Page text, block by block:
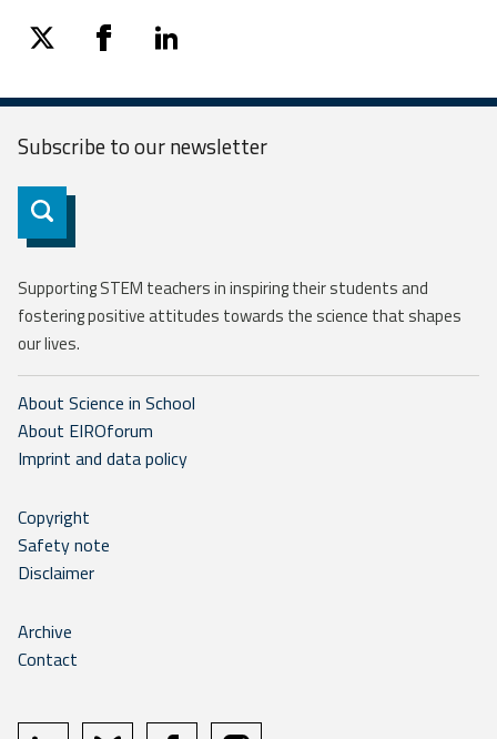
twitter facebooklinkedin
Subscribe to ournewsletter
Subscribe
Supporting STEM teachers in inspiring their students and
fostering positive attitudes towards the science that shapes
our lives.
About Science in School
About EIROforum
Imprint and data policy
Copyright
Safety note
Disclaimer
Archive
Contact